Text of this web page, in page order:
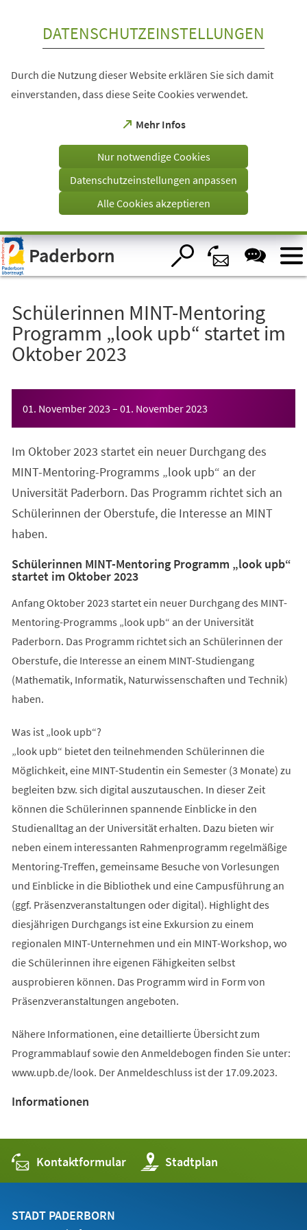
Visuelle
Assistenzsoftware
öffnen.
DATENSCHUTZEINSTELLUNGEN
Durch die Nutzung dieser Website erklären Sie sich damit
einverstanden, dass diese Seite Cookies verwendet.
Mehr Infos
(Öffnet
einem
Tab)
Nur notwendige Cookies
Datenschutzeinstellungen anpassen
Alle Cookies akzeptieren
Paderborn
Schülerinnen MINT-Mentoring
Programm „look upb“ startet im
Oktober 2023
01. November 2023 – 01. November 2023
Im Oktober 2023 startet ein neuer Durchgang des
MINT-Mentoring-Programms „look upb“ an der
Universität Paderborn. Das Programm richtet sich an
Schülerinnen der Oberstufe, die Interesse an MINT
haben.
Schülerinnen MINT-Mentoring Programm „look upb“
startet im Oktober 2023
Anfang Oktober 2023 startet ein neuer Durchgang des MINT-
Mentoring-Programms „look upb“ an der Universität
Paderborn. Das Programm richtet sich an Schülerinnen der
Oberstufe, die Interesse an einem MINT-Studiengang
(Mathematik, Informatik, Naturwissenschaften und Technik)
haben.
Was ist „look upb“?
„look upb“ bietet den teilnehmenden Schülerinnen die
Möglichkeit, eine MINT-Studentin ein Semester (3 Monate) zu
begleiten bzw. sich digital auszutauschen. In dieser Zeit
können die Schülerinnen spannende Einblicke in den
Studienalltag an der Universität erhalten. Dazu bieten wir
neben einem interessanten Rahmenprogramm regelmäßige
Mentoring-Treffen, gemeinsame Besuche von Vorlesungen
und Einblicke in die Bibliothek und eine Campusführung an
(ggf. Präsenzveranstaltungen oder digital). Highlight des
diesjährigen Durchgangs ist eine Exkursion zu einem
regionalen MINT-Unternehmen und ein MINT-Workshop, wo
die Schülerinnen ihre eigenen Fähigkeiten selbst
ausprobieren können. Das Programm wird in Form von
Präsenzveranstaltungen angeboten.
Nähere Informationen, eine detaillierte Übersicht zum
Programmablauf sowie den Anmeldebogen finden Sie unter:
www.upb.de/look. Der Anmeldeschluss ist der 17.09.2023.
Informationen
Kontaktformular Stadtplan
(Öffnet
in
einem
STADT PADERBORN